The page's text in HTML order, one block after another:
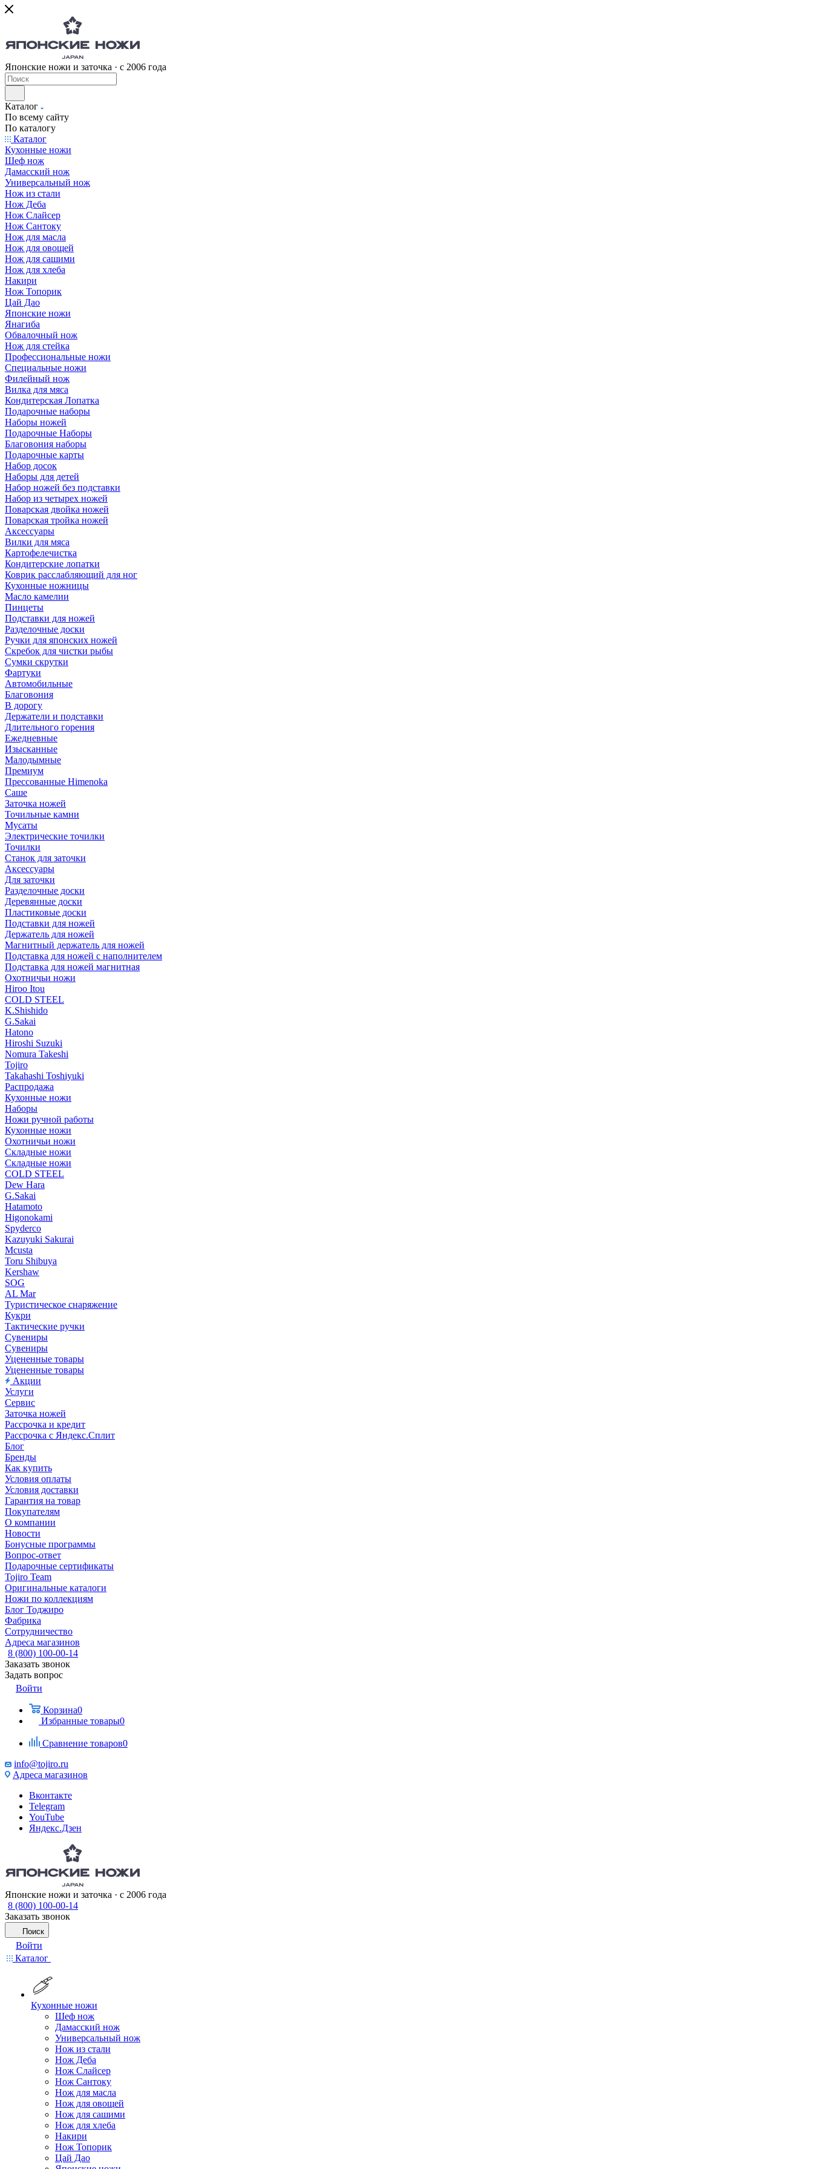
Японские ножи и заточка · с 2006 года
Каталог
По всему сайту
По каталогу
Каталог
Кухонные ножи
Шеф нож
Дамасский нож
Универсальный нож
Нож из стали
Нож Деба
Нож Слайсер
Нож Сантоку
Нож для масла
Нож для овощей
Нож для сашими
Нож для хлеба
Накири
Нож Топорик
Цай Дао
Японские ножи
Янагиба
Обвалочный нож
Нож для стейка
Профессиональные ножи
Специальные ножи
Филейный нож
Вилка для мяса
Кондитерская Лопатка
Подарочные наборы
Наборы ножей
Подарочные Наборы
Благовония наборы
Подарочные карты
Набор досок
Наборы для детей
Набор ножей без подставки
Набор из четырех ножей
Поварская двойка ножей
Поварская тройка ножей
Аксессуары
Вилки для мяса
Картофелечистка
Кондитерские лопатки
Коврик расслабляющий для ног
Кухонные ножницы
Масло камелии
Пинцеты
Подставки для ножей
Разделочные доски
Ручки для японских ножей
Скребок для чистки рыбы
Сумки скрутки
Фартуки
Автомобильные
Благовония
В дорогу
Держатели и подставки
Длительного горения
Ежедневные
Изысканные
Малодымные
Премиум
Прессованные Himenoka
Саше
Заточка ножей
Точильные камни
Мусаты
Электрические точилки
Точилки
Станок для заточки
Аксессуары
Для заточки
Разделочные доски
Деревянные доски
Пластиковые доски
Подставки для ножей
Держатель для ножей
Магнитный держатель для ножей
Подставка для ножей с наполнителем
Подставка для ножей магнитная
Охотничьи ножи
Hiroo Itou
COLD STEEL
K.Shishido
G.Sakai
Hatono
Hiroshi Suzuki
Nomura Takeshi
Tojiro
Takahashi Toshiyuki
Распродажа
Кухонные ножи
Наборы
Ножи ручной работы
Кухонные ножи
Охотничьи ножи
Складные ножи
Складные ножи
COLD STEEL
Dew Hara
G.Sakai
Hatamoto
Higonokami
Spyderco
Kazuyuki Sakurai
Mcusta
Toru Shibuya
Kershaw
SOG
AL Mar
Туристическое снаряжение
Кукри
Тактические ручки
Сувениры
Сувениры
Уцененные товары
Уцененные товары
Акции
Услуги
Сервис
Заточка ножей
Рассрочка и кредит
Рассрочка с Яндекс.Сплит
Блог
Бренды
Как купить
Условия оплаты
Условия доставки
Гарантия на товар
Покупателям
О компании
Новости
Бонусные программы
Вопрос-ответ
Подарочные сертификаты
Tojiro Team
Оригинальные каталоги
Ножи по коллекциям
Блог Тоджиро
Фабрика
Сотрудничество
Адреса магазинов
8 (800) 100-00-14
Заказать звонок
Задать вопрос
Войти
Корзина0
Избранные товары0
Сравнение товаров0
info@tojiro.ru
Адреса магазинов
Вконтакте
Telegram
YouTube
Яндекс.Дзен
Японские ножи и заточка · с 2006 года
8 (800) 100-00-14
Заказать звонок
Поиск
Войти
Каталог
Кухонные ножи
Шеф нож
Дамасский нож
Универсальный нож
Нож из стали
Нож Деба
Нож Слайсер
Нож Сантоку
Нож для масла
Нож для овощей
Нож для сашими
Нож для хлеба
Накири
Нож Топорик
Цай Дао